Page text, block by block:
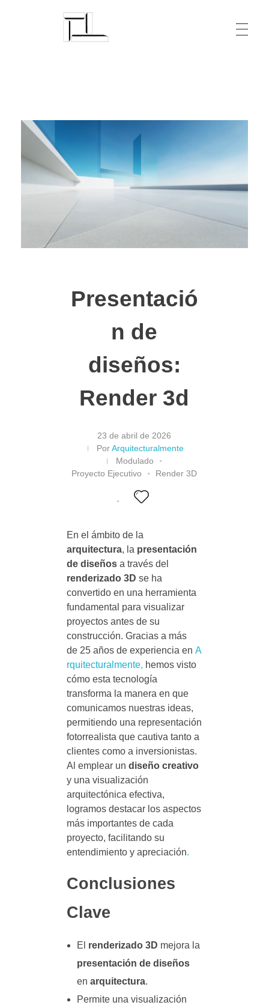
Presentació
n de
diseños:
Render 3d
23 de abril de 2026
Por Arquitecturalmente
Modulado
Proyecto Ejecutivo
Render 3D
En el ámbito de la
arquitectura, la presentación
de diseñosa través del
renderizado 3D se ha
convertido en una herramienta
fundamental para visualizar
proyectos antes de su
construcción. Gracias a más
de 25 años de experiencia en A
rquitecturalmente, hemos visto
cómo esta tecnología
transforma la manera en que
comunicamos nuestras ideas,
permitiendo una representación
fotorrealista que cautiva tanto a
clientes como a inversionistas.
Al emplear un diseño creativo
y una visualización
arquitectónica efectiva,
logramos destacar los aspectos
más importantes de cada
proyecto, facilitando su
entendimiento y apreciación.
Conclusiones
Clave
El renderizado 3D mejora la
presentación de diseños
enarquitectura.
Permite una visualización